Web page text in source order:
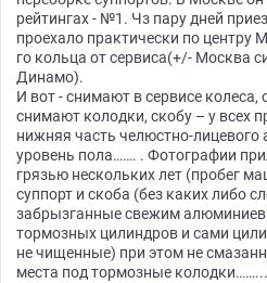
рейтингах - №1. Чз пару дней
проехало практически по центру
го кольца от сервиса(+/- Москва
Динамо).
И вот - снимают в сервисе колеса,
снимают колодки, скобу – у всех
нижняя часть челюстно-лицевого
уровень пола……. . Фотографии
грязью нескольких лет (пробег
суппорт и скоба (без каких либо
забрызганные свежим
тормозных цилиндров и сами
не чищенные) при этом не
места под тормозные